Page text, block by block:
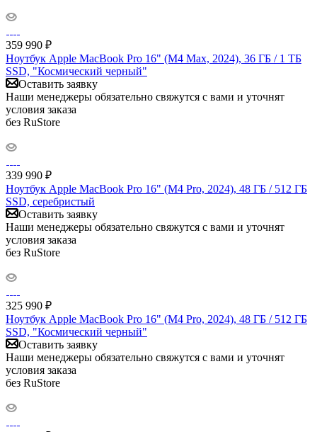
359 990 ₽
Ноутбук Apple MacBook Pro 16" (M4 Max, 2024), 36 ГБ / 1 ТБ
SSD, "Космический черный"
Оставить заявку
Наши менеджеры обязательно свяжутся с вами и уточнят
условия заказа
без RuStore
339 990 ₽
Ноутбук Apple MacBook Pro 16" (M4 Pro, 2024), 48 ГБ / 512 ГБ
SSD, серебристый
Оставить заявку
Наши менеджеры обязательно свяжутся с вами и уточнят
условия заказа
без RuStore
325 990 ₽
Ноутбук Apple MacBook Pro 16" (M4 Pro, 2024), 48 ГБ / 512 ГБ
SSD, "Космический черный"
Оставить заявку
Наши менеджеры обязательно свяжутся с вами и уточнят
условия заказа
без RuStore